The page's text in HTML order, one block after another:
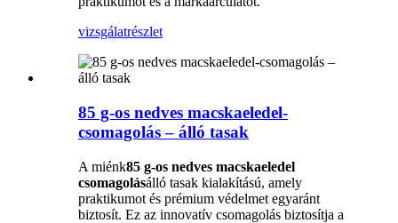
vizsgálatrészlet
85 g-os nedves macskaeledel-
csomagolás – álló tasak
A miénk85 g-os nedves macskaeledel
csomagolásálló tasak kialakítású, amely
praktikumot és prémium védelmet egyaránt
biztosít. Ez az innovatív csomagolás biztosítja a